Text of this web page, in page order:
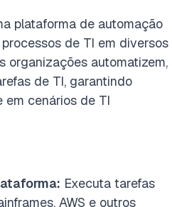
plataforma de automação
de TI em diversos
organizações automatizem,
de TI, garantindo
em cenários de TI
Executa tarefas
AWS e outros